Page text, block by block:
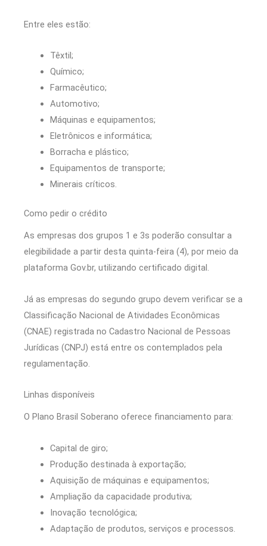
Entre eles estão:
Têxtil;
Químico;
Farmacêutico;
Automotivo;
Máquinas e equipamentos;
Eletrônicos e informática;
Borracha e plástico;
Equipamentos de transporte;
Minerais críticos.
Como pedir o crédito
As empresas dos grupos 1 e 3s poderão consultar a
elegibilidade a partir desta quinta-feira (4), por meio da
plataforma Gov.br, utilizando certificado digital.
Já as empresas do segundo grupo devem verificar se a
Classificação Nacional de Atividades Econômicas
(CNAE) registrada no Cadastro Nacional de Pessoas
Jurídicas (CNPJ) está entre os contemplados pela
regulamentação.
Linhas disponíveis
O Plano Brasil Soberano oferece financiamento para:
Capital de giro;
Produção destinada à exportação;
Aquisição de máquinas e equipamentos;
Ampliação da capacidade produtiva;
Inovação tecnológica;
Adaptação de produtos, serviços e processos.